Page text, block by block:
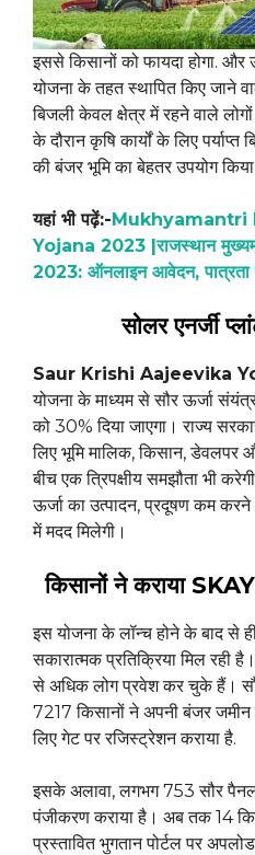
इससे किसानों को फायदा होगा. और
योजना के तहत स्थापित किए जाने
बिजली केवल क्षेत्र में रहने वाले
के दौरान कृषि कार्यों के लिए
की बंजर भूमि का बेहतर उपयोग
यहां भी पढ़ें:-Mukhyamantri
Yojana 2023 |राजस्थान
2023: ऑनलाइन आवेदन, पात्रता
सोलर एनर्जी
Saur Krishi Aajeevika
योजना के माध्यम से सौर ऊर्जा
को 30% दिया जाएगा। राज्य
लिए भूमि मालिक, किसान, डेवलपर
बीच एक त्रिपक्षीय समझौता भी
ऊर्जा का उत्पादन, प्रदूषण कम
में मदद मिलेगी।
किसानों ने कराया
इस योजना के लॉन्च होने के बाद से
सकारात्मक प्रतिक्रिया मिल रही
से अधिक लोग प्रवेश कर चुके हैं।
7217 किसानों ने अपनी बंजर जमीन
लिए गेट पर रजिस्ट्रेशन कराया है.
इसके अलावा, लगभग 753 सौर पैनल
पंजीकरण कराया है। अब तक 14
प्रस्तावित भुगतान पोर्टल पर